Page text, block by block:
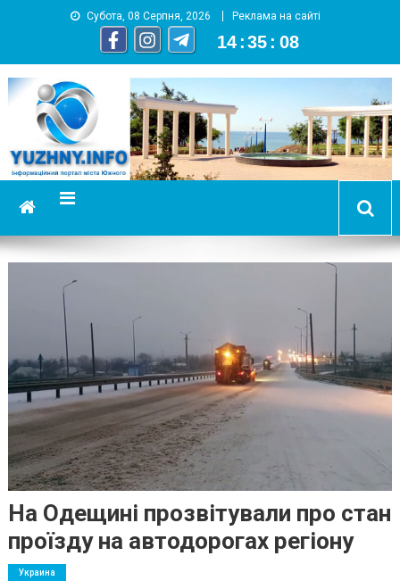
Субота, 08 Серпня, 2026 Реклама на сайті
14 :35 : 08
YUZHNY.INFO
информационный портал города Южный
На Одещині прозвітували про стан
проїзду на автодорогах регіону
Украина